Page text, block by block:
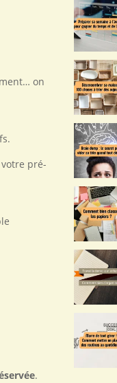
on
pré-
.